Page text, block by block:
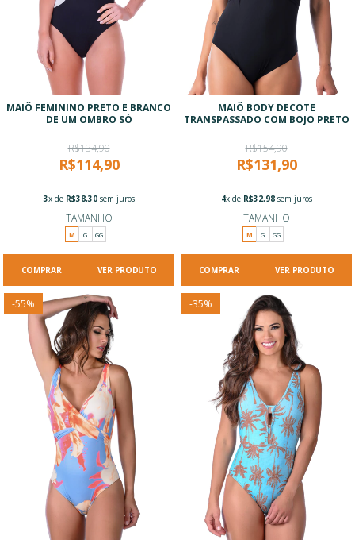
MAIÔ FEMININO PRETO E BRANCO
DE UM OMBRO SÓ
R$134,90
R$114,90
3x de R$38,30sem juros
TAMANHO
M G GG
VER PRODUTO
MAIÔ BODY DECOTE
TRANSPASSADO COM BOJO PRETO
R$154,90
R$131,90
4x de R$32,98sem juros
TAMANHO
M G GG
VER PRODUTO
-55% -35%